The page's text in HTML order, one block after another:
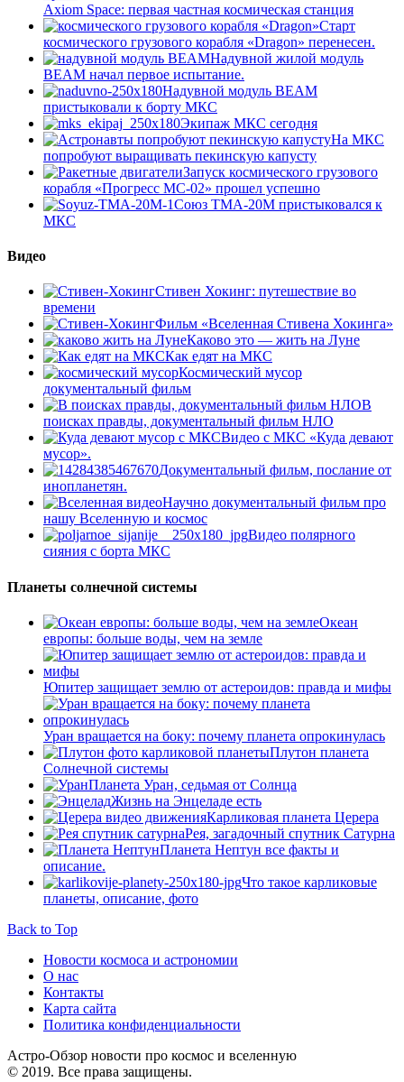
Axiom Space: первая частная космическая станция
Старт
космического грузового корабля «Dragon» перенесен.
Надувной жилой модуль
BEAM начал первое испытание.
Надувной модуль BEAM
пристыковали к борту МКС
Экипаж МКС сегодня
На МКС
попробуют выращивать пекинскую капусту
Запуск космического грузового
корабля «Прогресс МС-02» прошел успешно
Союз ТМА-20М пристыковался к
МКС
Видео
Стивен Хокинг: путешествие во
времени
Фильм «Вселенная Стивена Хокинга»
Каково это — жить на Луне
Как едят на МКС
Космический мусор
документальный фильм
В
поисках правды, документальный фильм НЛО
Видео с МКС «Куда девают
мусор».
Документальный фильм, послание от
инопланетян.
Научно документальный фильм про
нашу Вселенную и космос
Видео полярного
сияния с борта МКС
Планеты солнечной системы
Океан
европы: больше воды, чем на земле
Юпитер защищает землю от астероидов: правда и мифы
Уран вращается на боку: почему планета опрокинулась
Плутон планета
Солнечной системы
Планета Уран, седьмая от Солнца
Жизнь на Энцеладе есть
Карликовая планета Церера
Рея, загадочный спутник Сатурна
Планета Нептун все факты и
описание.
Что такое карликовые
планеты, описание, фото
Back to Top
Новости космоса и астрономии
О нас
Контакты
Карта сайта
Политика конфиденциальности
Астро-Обзор новости про космос и вселенную
© 2019. Все права защищены.